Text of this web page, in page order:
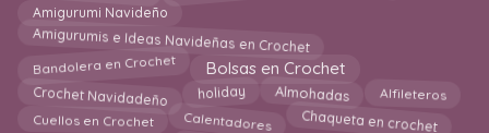
Amigurumi Navideño
Amigurumis e Ideas Navideñas en Crochet
Bandolera en Crochet Bolsas en Crochet
Crochet Navidadeño holiday Almohadas Alfileteros
Cuellos en Crochet Calentadores Chaqueta en crochet